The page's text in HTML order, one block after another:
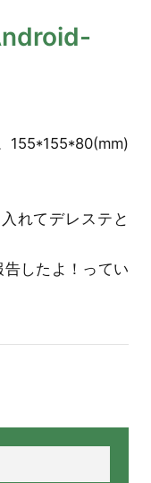
155*155*80(mm)
れてデレステと
したよ！ってい